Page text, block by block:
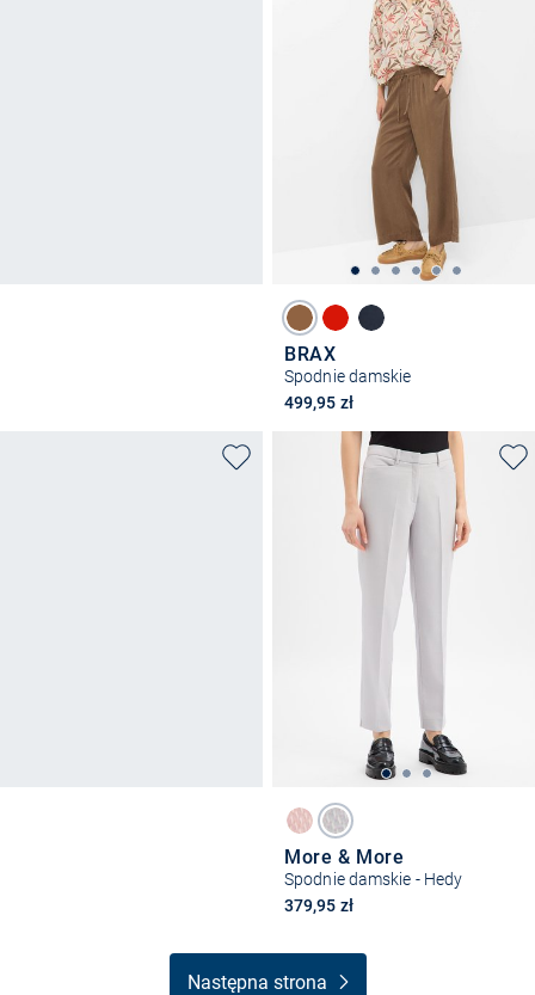
BRAX
Spodnie damskie
499,95 zł
More & More
Spodnie damskie - Hedy
379,95 zł
Następna strona